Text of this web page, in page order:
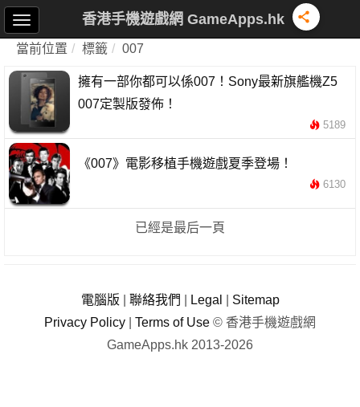
香港手機遊戲網 GameApps.hk
當前位置 標籤 007
擁有一部你都可以係007！Sony最新旗艦機Z5
007定製版發佈！
5189
《007》電影移植手機遊戲夏季登場！
6130
已經是最后一頁
電腦版 聯絡我們 Legal
Sitemap
Privacy Policy
Terms of Use © 香港手機遊戲網
GameApps.hk 2013-2026